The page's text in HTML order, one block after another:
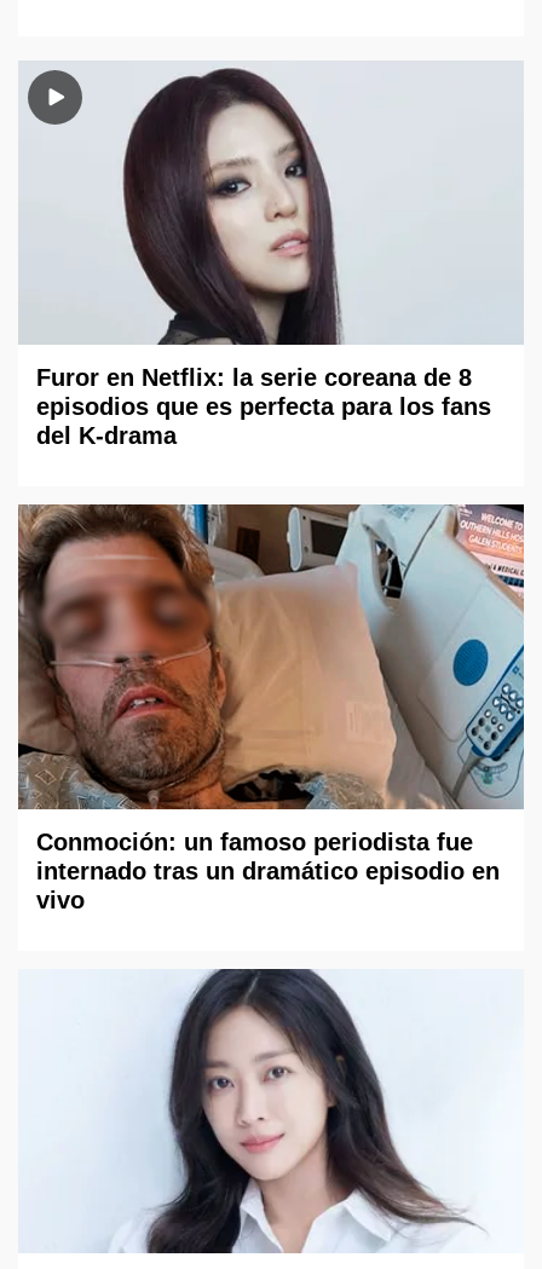
Furor en Netflix: la serie coreana de 8
episodios que es perfecta para los fans
del K-drama
Conmoción: un famoso periodista fue
internado tras un dramático episodio en
vivo